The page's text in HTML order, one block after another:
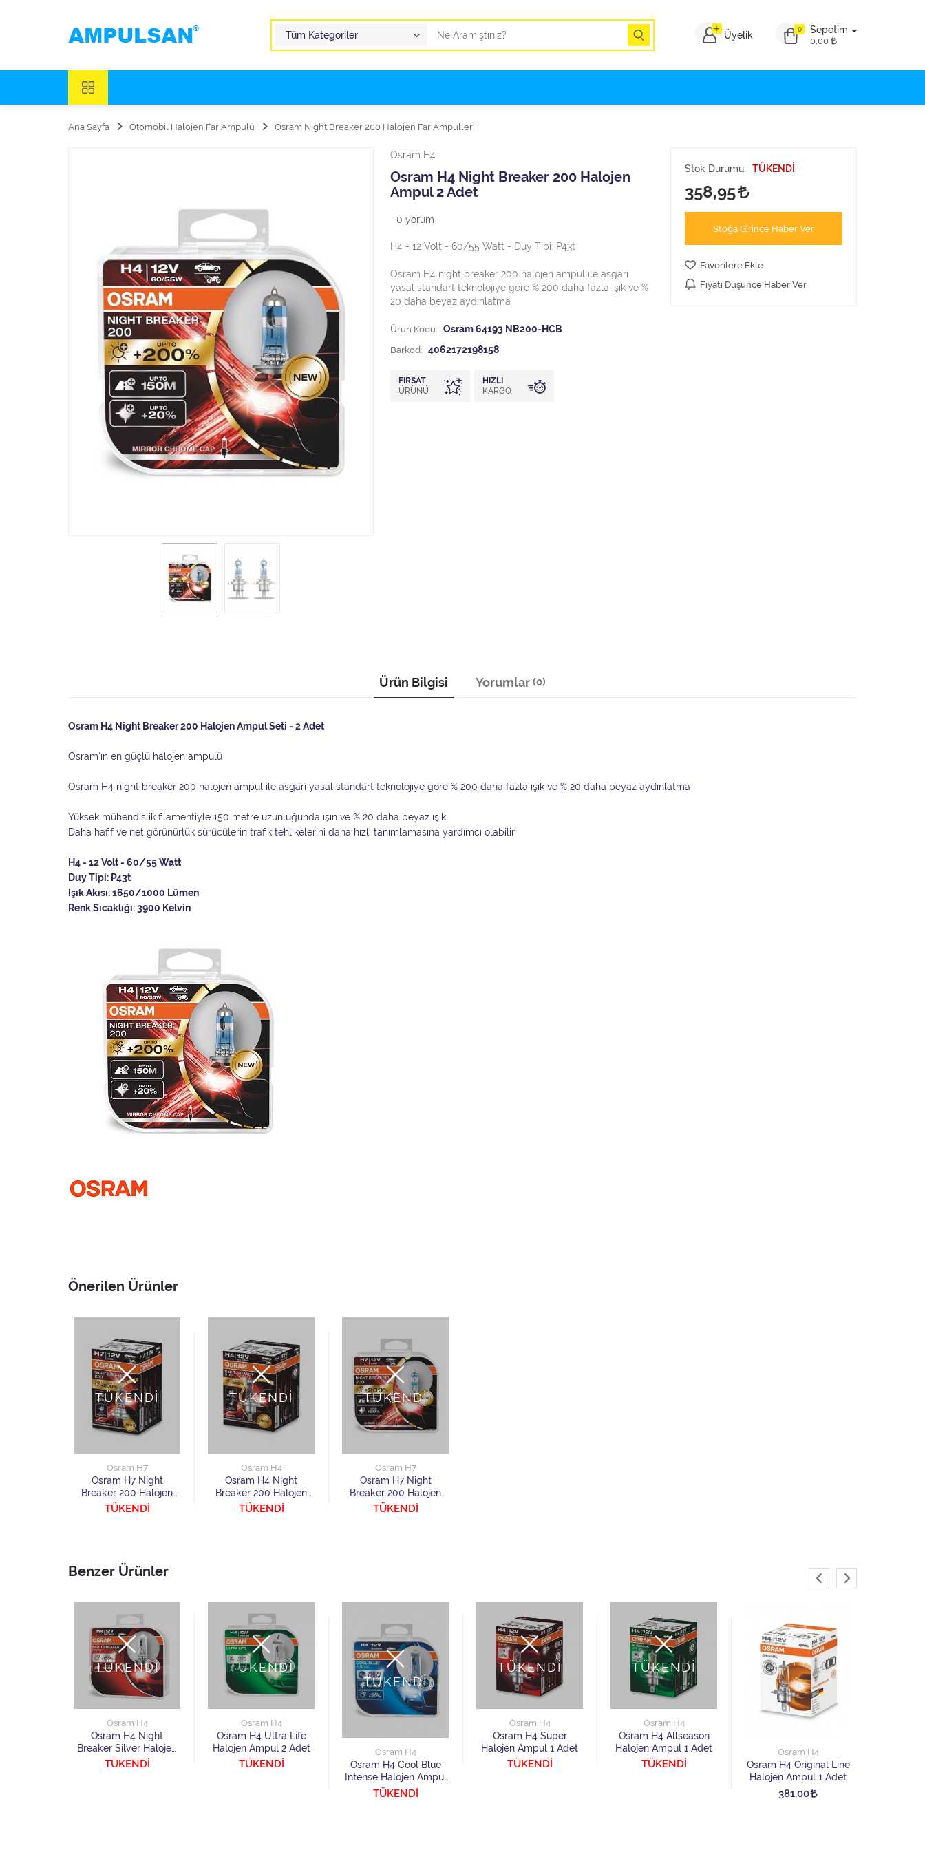
0 Sepetim
0,00
Üyelik
Ana Sayfa Otomobil Halojen Far Ampulü Osram Night Breaker 200 Halojen Far Ampulleri
Osram H4
Osram H4 Night Breaker 200 Halojen
Ampul 2 Adet
0 yorum
H4 - 12 Volt - 60/55 Watt - Duy Tipi: P43t
Osram H4 night breaker 200 halojen ampul ile asgari
yasal standart teknolojiye göre % 200 daha fazla ışık ve %
20 daha beyaz aydınlatma
Ürün Kodu: Osram 64193 NB200-HCB
Barkod: 4062172198158
FIRSAT
ÜRÜNÜ
HIZLI
KARGO
Stok Durumu: TÜKENDİ
358,95
Stoğa Girince Haber Ver
Favorilere Ekle
Fiyatı Düşünce Haber Ver
Ürün Bilgisi Yorumlar (0)
Osram H4 Night Breaker 200 Halojen Ampul Seti - 2 Adet
Osram'ın en güçlü halojen ampulü
Osram H4 night breaker 200 halojen ampul ile asgari yasal standart teknolojiye göre % 200 daha fazla ışık ve % 20 daha beyaz aydınlatma
Yüksek mühendislik filamentiyle 150 metre uzunluğunda ışın ve % 20 daha beyaz ışık
Daha hafif ve net görünürlük sürücülerin trafik tehlikelerini daha hızlı tanımlamasına yardımcı olabilir
H4 - 12 Volt - 60/55 Watt
Duy Tipi: P43t
Işık Akısı: 1650/1000 Lümen
Renk Sıcaklığı: 3900 Kelvin
Önerilen Ürünler
TÜKENDİ
Osram H7
Osram H7 Night
Breaker 200 Halojen
Ampul 1 Adet
TÜKENDİ
TÜKENDİ
Osram H4
Osram H4 Night
Breaker 200 Halojen
Ampul 1 Adet
TÜKENDİ
TÜKENDİ
Osram H7
Osram H7 Night
Breaker 200 Halojen
Ampul 2 Adet
TÜKENDİ
Benzer Ürünler
TÜKENDİ
Osram H4
Osram H4 Night
Breaker Silver Halojen
Ampul 2 Adet
TÜKENDİ
TÜKENDİ
Osram H4
Osram H4 Ultra Life
Halojen Ampul 2 Adet
TÜKENDİ
TÜKENDİ
Osram H4
Osram H4 Cool Blue
Intense Halojen Ampul
2 Adet
TÜKENDİ
TÜKENDİ
Osram H4
Osram H4 Süper
Halojen Ampul 1 Adet
TÜKENDİ
TÜKENDİ
Osram H4
Osram H4 Allseason
Halojen Ampul 1 Adet
TÜKENDİ
Osram H4
Osram H4 Original Line
Halojen Ampul 1 Adet
381,00